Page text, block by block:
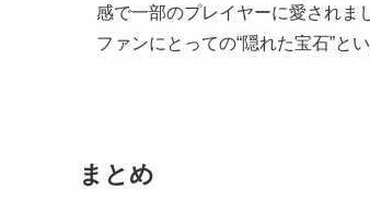
感で一部のプレイヤーに愛されま
ファンにとっての“隠れた宝石”とい
まとめ